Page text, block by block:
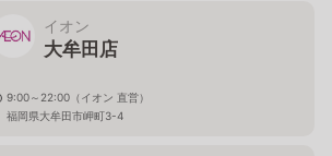
イオン
大牟田店
9:00～22:00（イオン 直営）
福岡県大牟田市岬町3-4